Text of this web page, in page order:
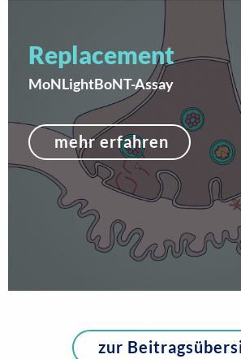
Replacement
MoNLightBoNT-Assay
mehr erfahren
zur